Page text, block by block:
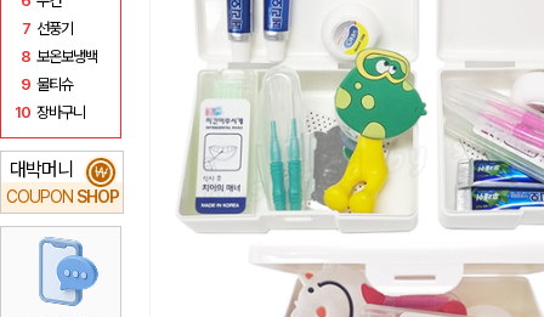
7 선풍기
8 보온보냉백
9 물티슈
10 장바구니
대박머니
COUPON SHOP
₩